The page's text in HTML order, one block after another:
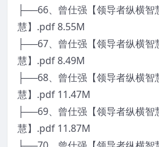
├──66、曾仕强【领导者纵横智
慧】.pdf 8.55M
├──67、曾仕强【领导者纵横智
慧】.pdf 8.49M
├──68、曾仕强【领导者纵横智
慧】.pdf 11.47M
├──69、曾仕强【领导者纵横智
慧】.pdf 11.87M